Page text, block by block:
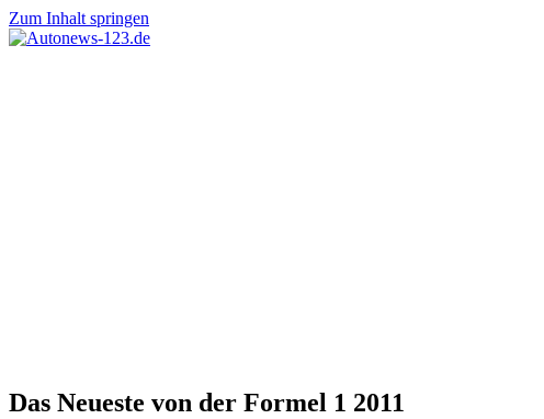
Zum Inhalt springen
Das Neueste von der Formel 1 2011